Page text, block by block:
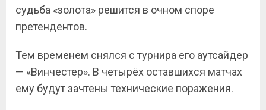
судьба «золота» решится в очном споре
претендентов.
Тем временем снялся с турнира его аутсайдер
— «Винчестер». В четырёх оставшихся матчах
ему будут зачтены технические поражения.